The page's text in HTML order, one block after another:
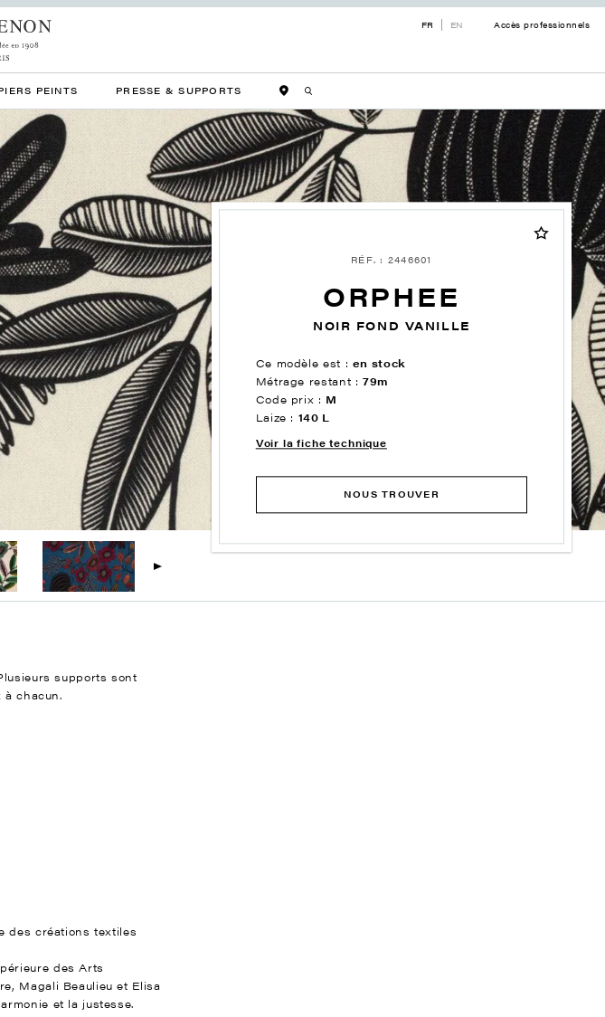
FR EN Accès professionnels
PEINTS PRESSE & SUPPORTS
RÉF. : 2446601
ORPHEE
NOIR FOND VANILLE
Ce modèle est : en stock
Métrage restant :79m
Code prix : M
Laize : 140 L
Voir la fiche technique
NOUS TROUVER
supports sont
chacun.
des créations textiles
des Arts
Magali Beaulieu et Elisa
et la justesse.